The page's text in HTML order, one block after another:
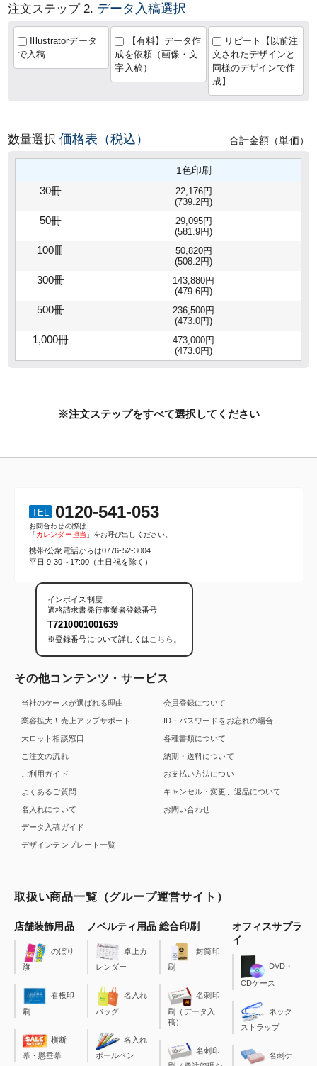
注文ステップ 2. データ入稿選択
Illustratorデータ
で入稿
【有料】データ作
成を依頼（画像・文
字入稿）
リピート【以前注
文されたデザインと
同様のデザインで作
成】
数量選択価格表（税込） 合計金額（単価）
1色印刷
30冊
22,176円
(739.2円)
50冊
29,095円
(581.9円)
100冊
50,820円
(508.2円)
300冊
143,880円
(479.6円)
500冊
236,500円
(473.0円)
1,000冊
473,000円
(473.0円)
※注文ステップをすべて選択してください
TEL 0120-541-053
お問合わせの際は、
「カレンダー担当 」をお呼び出しください。
携帯/公衆電話からは0776-52-3004
平日 9:30～17:00（土日祝を除く）
インボイス制度
適格請求書発行事業者登録番号
T7210001001639
※登録番号について詳しくは こちら。
その他コンテンツ・サービス
当社のケースが選ばれる理由
業容拡大！売上アップサポート
大ロット相談窓口
ご注文の流れ
ご利用ガイド
よくあるご質問
名入れについて
データ入稿ガイド
デザインテンプレート一覧
会員登録について
ID・パスワードをお忘れの場合
各種書類について
納期・送料について
お支払い方法につい
キャンセル・変更、返品について
お問い合わせ
取扱い商品一覧（グループ運営サイト）
店舗装飾用品
のぼり
旗
看板印
刷
横断
幕・懸垂幕
ノベルティ用品
卓上カ
レンダー
名入れ
バッグ
名入れ
ボールペン
総合印刷
封筒印
刷
名刺印
刷（データ入
稿）
名刺印
オフィスサプラ
イ
DVD・
CDケース
ネック
ストラップ
名刺ケ